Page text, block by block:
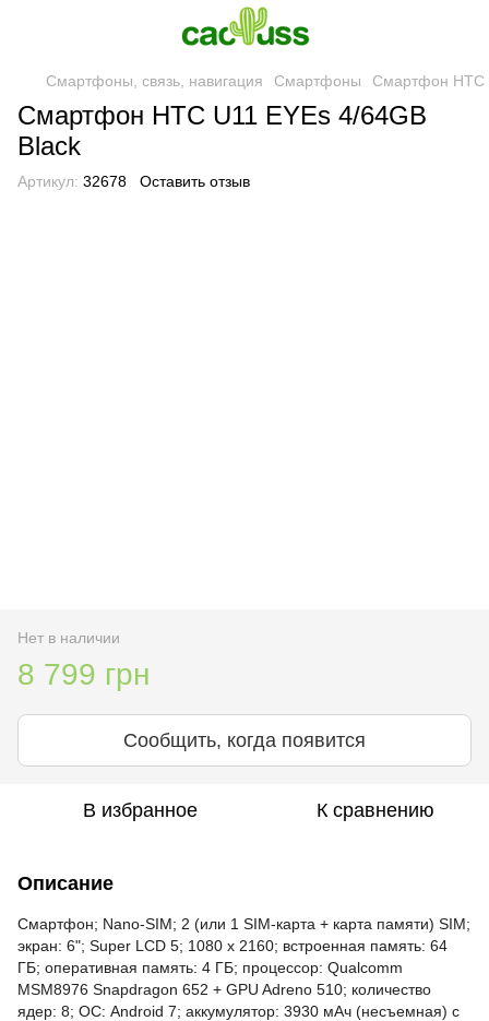
Смартфоны, связь, навигация Смартфоны Смартфон HTC
Смартфон HTC U11 EYEs 4/64GB
Black
Артикул: 32678 Оставить отзыв
Нет в наличии
8 799 грн
Сообщить, когда появится
В избранное К сравнению
Описание
Смартфон; Nano-SIM; 2 (или 1 SIM-карта + карта памяти) SIM;
экран: 6"; Super LCD 5; 1080 x 2160; встроенная память: 64
ГБ; оперативная память: 4 ГБ; процессор: Qualcomm
MSM8976 Snapdragon 652 + GPU Adreno 510; количество
ядер: 8; ОС: Android 7; аккумулятор: 3930 мАч (несъемная) с